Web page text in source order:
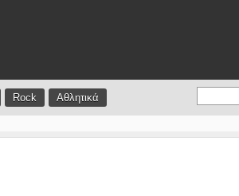
Rock Αθλητικά